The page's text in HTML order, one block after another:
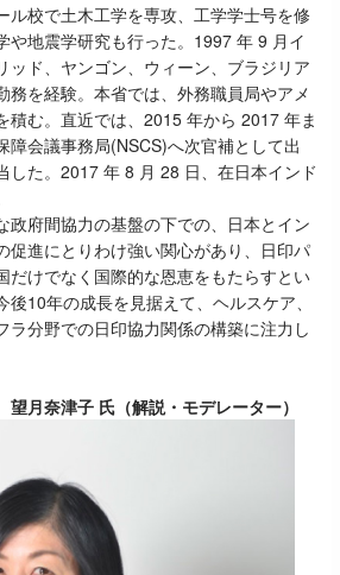
ル校で土木工学を専攻、工学学士号を修
や地震学研究も行った。1997 年 9 月イ
ッド、ヤンゴン、ウィーン、ブラジリア
務を経験。本省では、外務職員局やアメ
積む。直近では、2015 年から 2017 年ま
障会議事務局(NSCS)へ次官補として出
した。2017 年 8 月 28 日、在日本インド
政府間協力の基盤の下での、日本とイン
促進にとりわけ強い関心があり、日印パ
だけでなく国際的な恩恵をもたらすとい
10年の成長を見据えて、ヘルスケア、
ラ分野での日印協力関係の構築に注力し
月奈津子 氏（解説・モデレーター）